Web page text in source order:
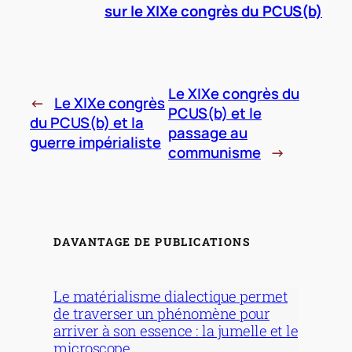
sur le XIXe congrès du PCUS(b)
←
Le XIXe congrès
du PCUS(b) et la
guerre impérialiste
Le XIXe congrès du
PCUS(b) et le
passage au
communisme →
DAVANTAGE DE PUBLICATIONS
Le matérialisme dialectique permet
de traverser un phénomène pour
arriver à son essence : la jumelle et le
microscope